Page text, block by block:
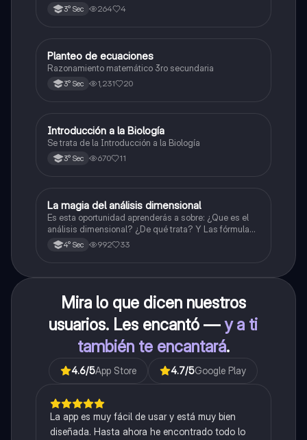
3° Sec 264 4
Matemáticas
Planteo de ecuaciones
Razonamiento matemático 3ro secundaria
3° Sec 1,231 20
Biología
Introducción a la Biología
Se trata de la Introducción a la Biología
3° Sec 670 11
Física
La magia del análisis dimensional
Es esta oportunidad aprenderás a sobre: ¿Que es el
análisis dimensional? ¿De qué trata? Y Las fórmulas
de las magnitudes fundamentales y derivadas.
4° Sec 992 33
Mira lo que dicen nuestros
usuarios. Les encantó —y a ti
también te encantará.
4.6/5App Store 4.7/5Google Play
La app es muy fácil de usar y está muy bien
diseñada. Hasta ahora he encontrado todo lo